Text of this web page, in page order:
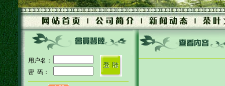
用户名：
密 码：